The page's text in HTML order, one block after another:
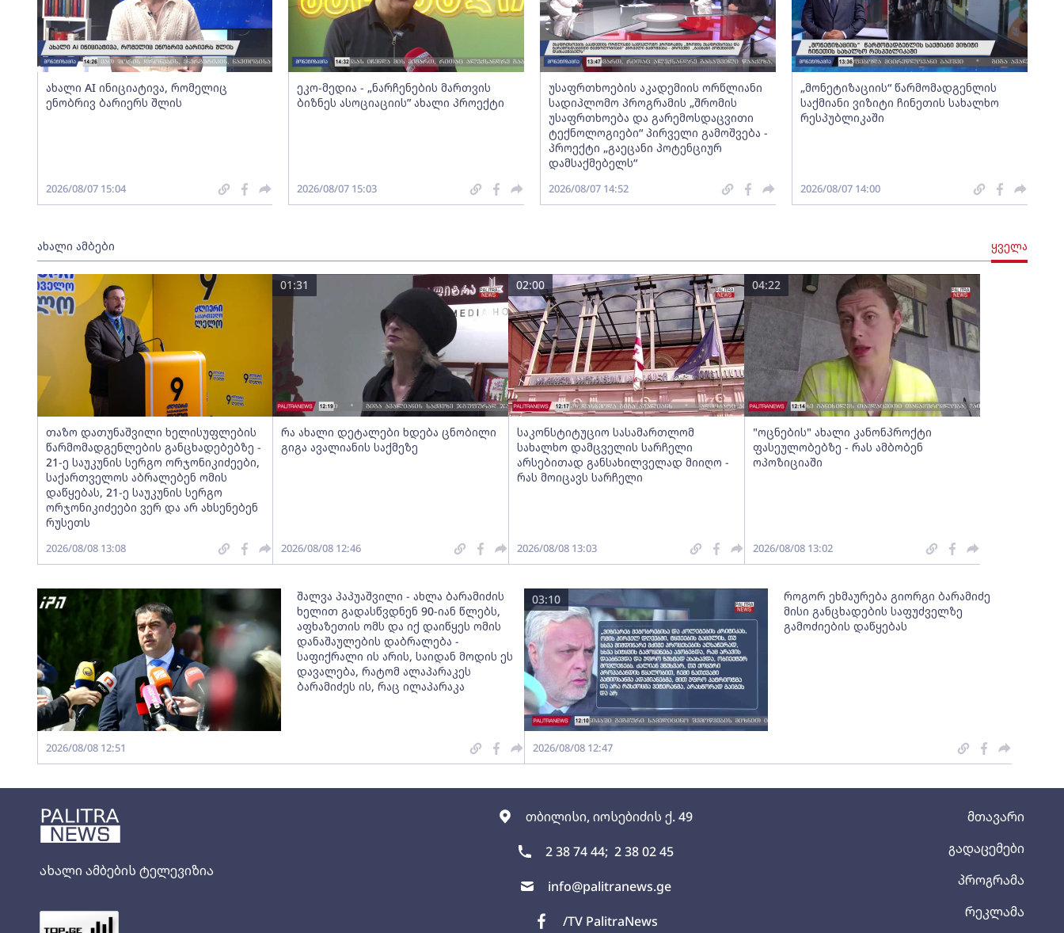
ახალი ამბების ტელევიზია
თბილისი, იოსებიძის ქ. 49
2 38 74 44; 2 38 02 45
info@palitranews.ge
/TV PalitraNews
მთავარი
გადაცემები
პროგრამა
რეკლამა
ახალი AI ინიციატივა, რომელიც
ენობრივ ბარიერს შლის
2026/08/07 15:04
ეკო-მედია - „ნარჩენების მართვის
ბიზნეს ასოციაციის” ახალი პროექტი
2026/08/07 15:03
უსაფრთხოების აკადემიის ორწლიანი
სადიპლომო პროგრამის „შრომის
უსაფრთხოება და გარემოსდაცვითი
ტექნოლოგიები“ პირველი გამოშვება -
პროექტი „გაეცანი პოტენციურ
დამსაქმებელს“
2026/08/07 14:52
„მონეტიზაციის“ წარმომადგენლის
საქმიანი ვიზიტი ჩინეთის სახალხო
რესპუბლიკაში
2026/08/07 14:00
ახალი ამბები ყველა
თაზო დათუნაშვილი ხელისუფლების
წარმომადგენლების განცხადებებზე -
21-ე საუკუნის სერგო ორჯონიკიძეები,
საქართველოს აბრალებენ ომის
დაწყებას, 21-ე საუკუნის სერგო
ორჯონიკიძეები ვერ და არ ახსენებენ
რუსეთს
2026/08/08 13:08
რა ახალი დეტალები ხდება ცნობილი
გიგა ავალიანის საქმეზე
01:31
2026/08/08 12:46
საკონსტიტუციო სასამართლომ
სახალხო დამცველის სარჩელი
არსებითად განსახილველად მიიღო -
რას მოიცავს სარჩელი
02:00
2026/08/08 13:03
"ოცნების" ახალი კანონპროქტი
ფასეულობებზე - რას ამბობენ
ოპოზიციაში
04:22
2026/08/08 13:02
შალვა პაპუაშვილი - ახლა ბარამიძის
ხელით გადასწვდნენ 90-იან წლებს,
აფხაზეთის ომს და იქ დაიწყეს ომის
დანაშაულების დაბრალება -
საფიქრალი ის არის, საიდან მოდის ეს
დავალება, რატომ ალაპარაკეს
ბარამიძეს ის, რაც ილაპარაკა
2026/08/08 12:51
როგორ ეხმაურება გიორგი ბარამიძე
მისი განცხადების საფუძველზე
გამოძიების დაწყებას
03:10
2026/08/08 12:47